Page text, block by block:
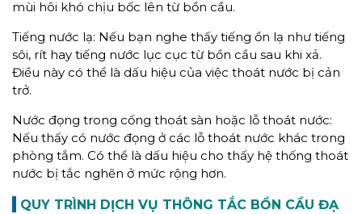
mùi hôi khó chịu bốc lên từ bồn cầu.
Tiếng nước lạ: Nếu bạn nghe thấy tiếng ồn lạ như tiếng
sôi, rít hay tiếng nước lục cục từ bồn cầu sau khi xả.
Điều này có thể là dấu hiệu của việc thoát nước bị cản
trở.
Nước đọng trong cống thoát sàn hoặc lỗ thoát nước:
Nếu thấy có nước đọng ở các lỗ thoát nước khác trong
phòng tắm. Có thể là dấu hiệu cho thấy hệ thống thoát
nước bị tắc nghẽn ở mức rộng hơn.
QUY TRÌNH DỊCH VỤ THÔNG TẮC BỒN CẦU ĐẠ